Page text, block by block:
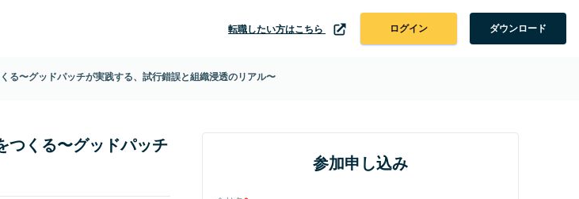
転職したい方はこちら ログイン ダウンロード
る〜グッドパッチが実践する、試行錯誤と組織浸透のリアル〜
つくる〜グッドパッチ
参加申し込み